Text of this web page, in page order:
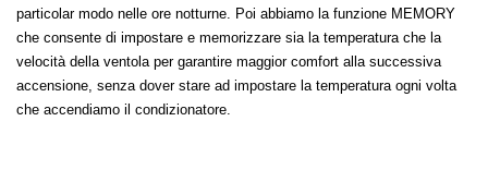
particolar modo nelle ore notturne. Poi abbiamo la funzione MEMORY
che consente di impostare e memorizzare sia la temperatura che la
velocità della ventola per garantire maggior comfort alla successiva
accensione, senza dover stare ad impostare la temperatura ogni volta
che accendiamo il condizionatore.